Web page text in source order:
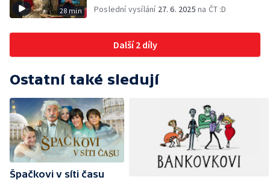
28 min
Poslední vysílání 27. 6. 2025 na ČT :D
Další 2 díly
Ostatní také sledují
Špačkovi v síti času